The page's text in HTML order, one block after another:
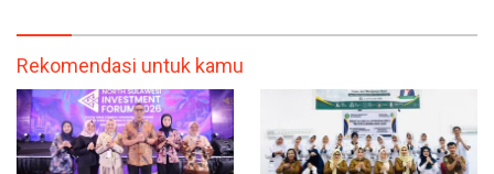
Rekomendasi untuk kamu